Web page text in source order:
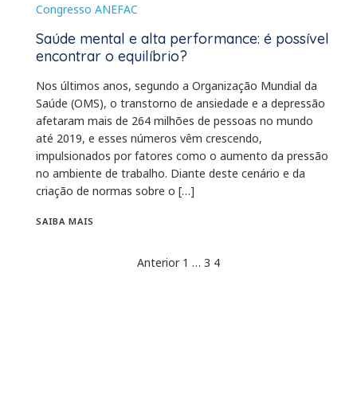
Congresso ANEFAC
Saúde mental e alta performance: é possível
encontrar o equilíbrio?
Nos últimos anos, segundo a Organização Mundial da
Saúde (OMS), o transtorno de ansiedade e a depressão
afetaram mais de 264 milhões de pessoas no mundo
até 2019, e esses números vêm crescendo,
impulsionados por fatores como o aumento da pressão
no ambiente de trabalho. Diante deste cenário e da
criação de normas sobre o […]
SAIBA MAIS
Anterior 1 … 3 4